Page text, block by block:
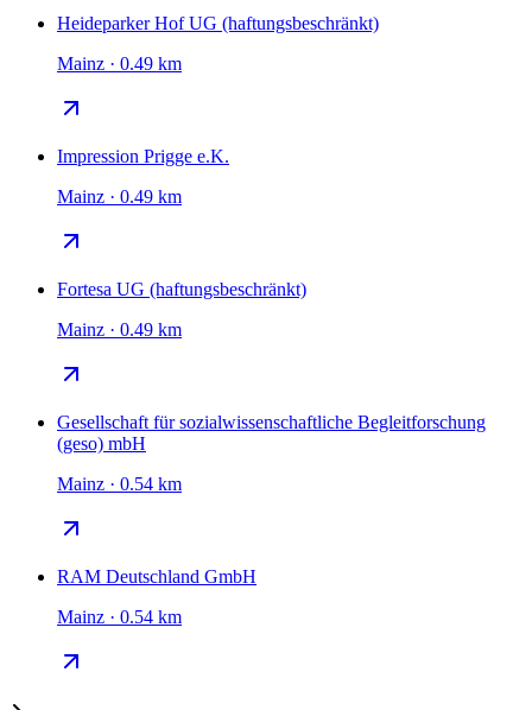
Heideparker Hof UG (haftungsbeschränkt)
Mainz · 0.49 km
Impression Prigge e.K.
Mainz · 0.49 km
Fortesa UG (haftungsbeschränkt)
Mainz · 0.49 km
Gesellschaft für sozialwissenschaftliche Begleitforschung
(geso) mbH
Mainz · 0.54 km
RAM Deutschland GmbH
Mainz · 0.54 km